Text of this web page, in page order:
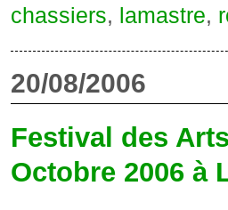
chassiers, lamastre,
20/08/2006
Festival des
Octobre 2006 à